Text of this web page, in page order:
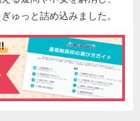
ゅっと詰め込みました。